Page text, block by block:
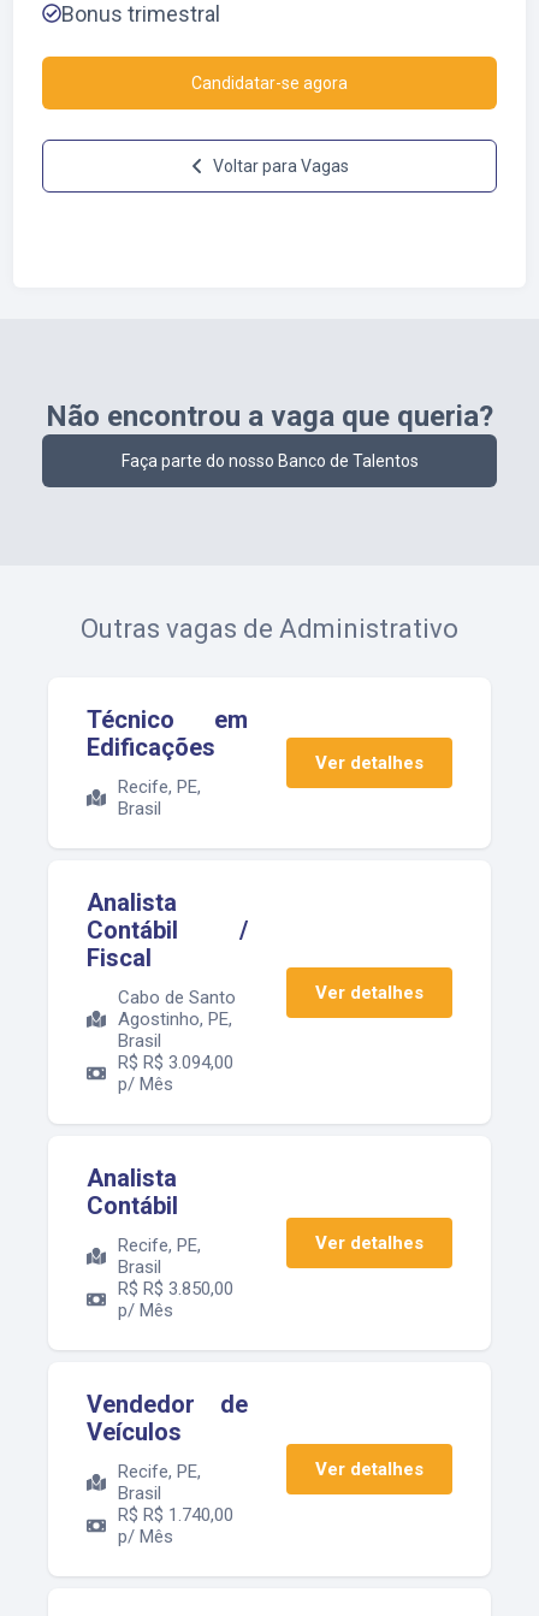
Bonus trimestral
Candidatar-se agora
Voltar para Vagas
Não encontrou a vaga que queria?
Faça parte do nosso Banco de Talentos
Outras vagas de Administrativo
Técnico em
Edificações
Recife, PE,
Brasil
Ver detalhes
Analista
Contábil /
Fiscal
Cabo de Santo
Agostinho, PE,
Brasil
R$ R$ 3.094,00
p/ Mês
Ver detalhes
Analista
Contábil
Recife, PE,
Brasil
R$ R$ 3.850,00
p/ Mês
Ver detalhes
Vendedor de
Veículos
Recife, PE,
Brasil
R$ R$ 1.740,00
p/ Mês
Ver detalhes